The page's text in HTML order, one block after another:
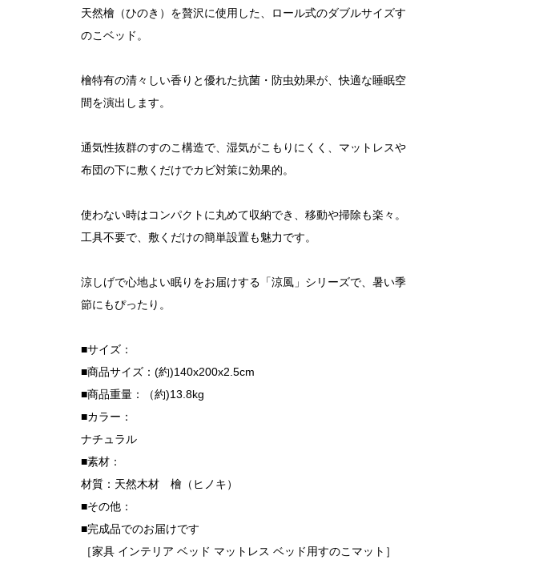
天然檜（ひのき）を贅沢に使用した、ロール式のダブルサイズす
のこベッド。
檜特有の清々しい香りと優れた抗菌・防虫効果が、快適な睡眠空
間を演出します。
通気性抜群のすのこ構造で、湿気がこもりにくく、マットレスや
布団の下に敷くだけでカビ対策に効果的。
使わない時はコンパクトに丸めて収納でき、移動や掃除も楽々。
工具不要で、敷くだけの簡単設置も魅力です。
涼しげで心地よい眠りをお届けする「涼風」シリーズで、暑い季
節にもぴったり。
■サイズ：
■商品サイズ：(約)140x200x2.5cm
■商品重量：（約)13.8kg
■カラー：
ナチュラル
■素材：
材質：天然木材 檜（ヒノキ）
■その他：
■完成品でのお届けです
［家具 インテリア ベッド マットレス ベッド用すのこマット］